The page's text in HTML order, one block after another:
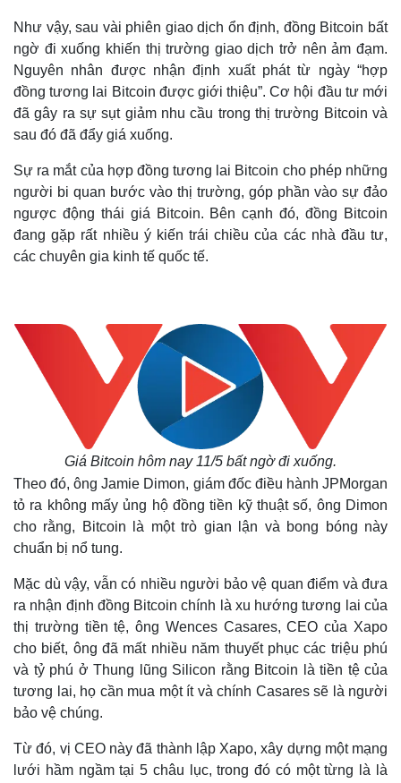
Như vậy, sau vài phiên giao dịch ổn định, đồng Bitcoin bất
ngờ đi xuống khiến thị trường giao dịch trở nên ảm đạm.
Nguyên nhân được nhận định xuất phát từ ngày “hợp
đồng tương lai Bitcoin được giới thiệu”. Cơ hội đầu tư mới
đã gây ra sự sụt giảm nhu cầu trong thị trường Bitcoin và
sau đó đã đẩy giá xuống.
Sự ra mắt của hợp đồng tương lai Bitcoin cho phép những
người bi quan bước vào thị trường, góp phần vào sự đảo
ngược động thái giá Bitcoin. Bên cạnh đó, đồng Bitcoin
đang gặp rất nhiều ý kiến trái chiều của các nhà đầu tư,
các chuyên gia kinh tế quốc tế.
Giá Bitcoin hôm nay 11/5 bất ngờ đi xuống.
Theo đó, ông Jamie Dimon, giám đốc điều hành JPMorgan
tỏ ra không mấy ủng hộ đồng tiền kỹ thuật số, ông Dimon
cho rằng, Bitcoin là một trò gian lận và bong bóng này
chuẩn bị nổ tung.
Mặc dù vậy, vẫn có nhiều người bảo vệ quan điểm và đưa
ra nhận định đồng Bitcoin chính là xu hướng tương lai của
thị trường tiền tệ, ông Wences Casares, CEO của Xapo
cho biết, ông đã mất nhiều năm thuyết phục các triệu phú
và tỷ phú ở Thung lũng Silicon rằng Bitcoin là tiền tệ của
tương lai, họ cần mua một ít và chính Casares sẽ là người
bảo vệ chúng.
Từ đó, vị CEO này đã thành lập Xapo, xây dựng một mạng
lưới hầm ngầm tại 5 châu lục, trong đó có một từng là là